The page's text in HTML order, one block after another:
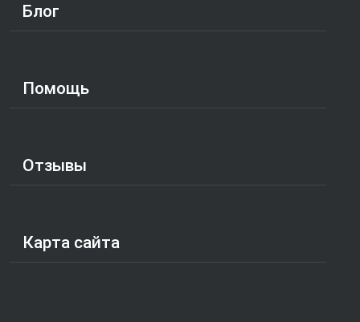
Блог
Помощь
Отзывы
Карта сайта